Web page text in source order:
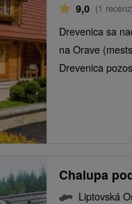
9,0 (1
Drevenica sa
na Orave
Drevenica
Chalupa
Liptovská